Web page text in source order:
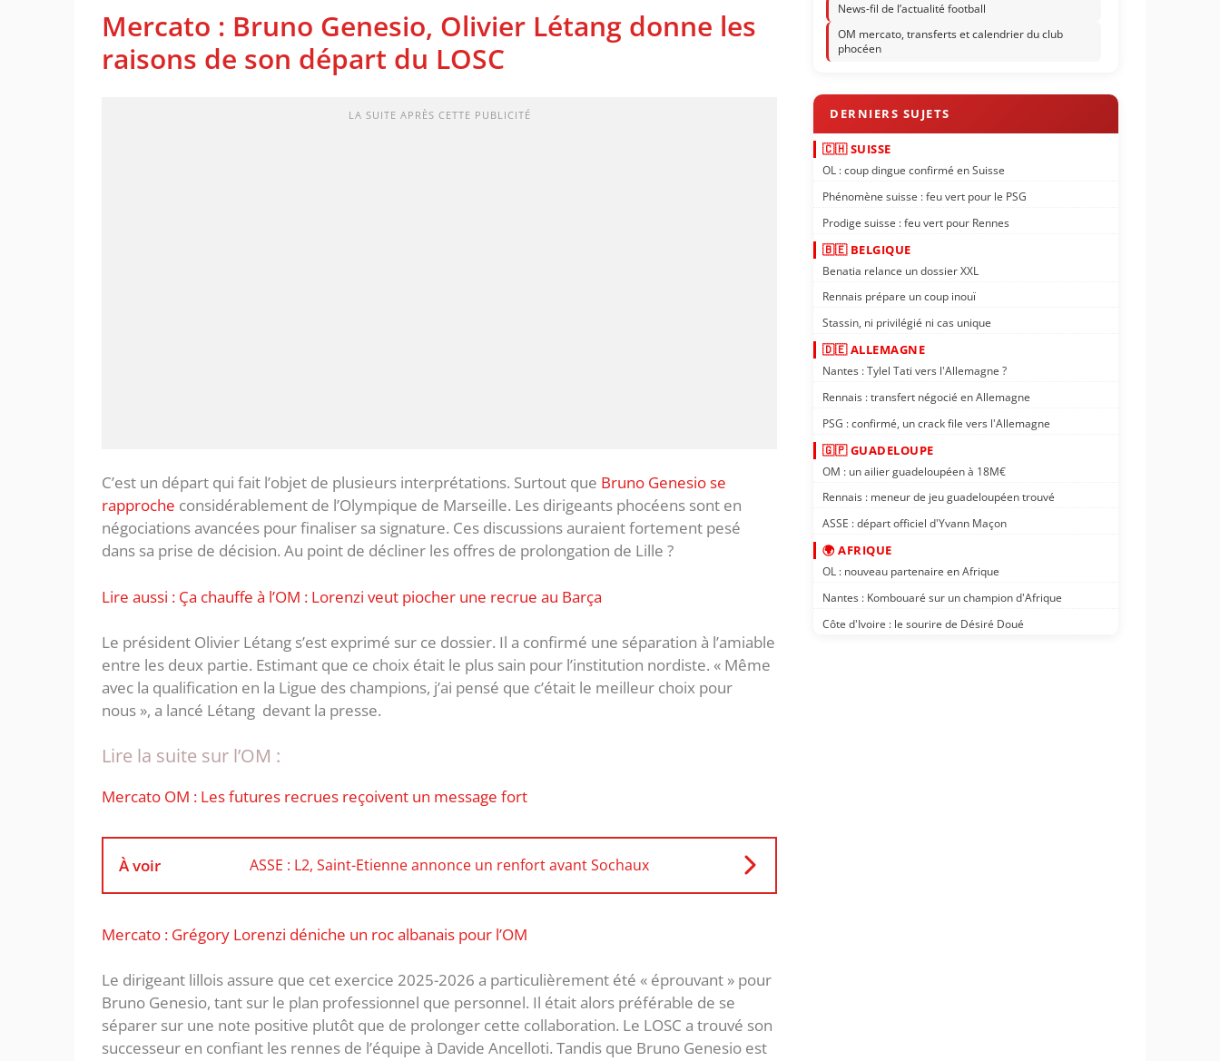
Mercato : Bruno Genesio, Olivier Létang donne les
raisons de son départ du LOSC
LA SUITE APRÈS CETTE PUBLICITÉ
C’est un départ qui fait l’objet de plusieurs interprétations. Surtout que Bruno Genesio se
rapproche considérablement de l’Olympique de Marseille. Les dirigeants phocéens sont en
négociations avancées pour finaliser sa signature. Ces discussions auraient fortement pesé
dans sa prise de décision. Au point de décliner les offres de prolongation de Lille ?
Lire aussi : Ça chauffe à l’OM : Lorenzi veut piocher une recrue au Barça
Le président Olivier Létang s’est exprimé sur ce dossier. Il a confirmé une séparation à l’amiable
entre les deux partie. Estimant que ce choix était le plus sain pour l’institution nordiste. « Même
avec la qualification en la Ligue des champions, j’ai pensé que c’était le meilleur choix pour
nous », a lancé Létang devant la presse.
Lire la suite sur l’OM :
Mercato OM : Les futures recrues reçoivent un message fort
À voir ASSE : L2, Saint-Etienne annonce un renfort avant Sochaux
Mercato : Grégory Lorenzi déniche un roc albanais pour l’OM
Le dirigeant lillois assure que cet exercice 2025-2026 a particulièrement été « éprouvant » pour
Bruno Genesio, tant sur le plan professionnel que personnel. Il était alors préférable de se
séparer sur une note positive plutôt que de prolonger cette collaboration. Le LOSC a trouvé son
successeur en confiant les rennes de l’équipe à Davide Ancelloti. Tandis que Bruno Genesio est
News-fil de l’actualité football
OM mercato, transferts et calendrier du club
phocéen
🇨🇭 SUISSE
OL : coup dingue confirmé en Suisse
Phénomène suisse : feu vert pour le PSG
Prodige suisse : feu vert pour Rennes
🇧🇪 BELGIQUE
Benatia relance un dossier XXL
Rennais prépare un coup inouï
Stassin, ni privilégié ni cas unique
🇩🇪 ALLEMAGNE
Nantes : Tylel Tati vers l'Allemagne ?
Rennais : transfert négocié en Allemagne
PSG : confirmé, un crack file vers l'Allemagne
🇬🇵 GUADELOUPE
OM : un ailier guadeloupéen à 18M€
Rennais : meneur de jeu guadeloupéen trouvé
ASSE : départ officiel d'Yvann Maçon
🌍 AFRIQUE
OL : nouveau partenaire en Afrique
Nantes : Kombouaré sur un champion d'Afrique
Côte d'Ivoire : le sourire de Désiré Doué